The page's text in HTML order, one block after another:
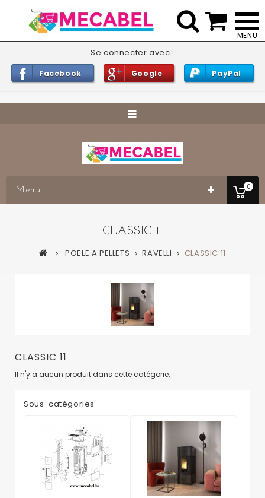
Se connecter avec :
Facebook Google PayPal
0
Menu
CLASSIC 11
POELE A PELLETS RAVELLI CLASSIC 11
CLASSIC 11
Il n'y a aucun produit dans cette catégorie.
Sous-catégories
 